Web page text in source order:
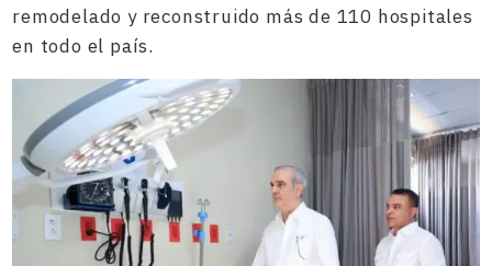
remodelado y reconstruido más de 110 hospitales
en todo el país.